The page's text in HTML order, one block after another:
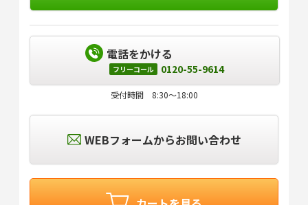
WEBフォームからお問い合わせ
電話をかける
フリーコール 0120-55-9614
受付時間 8:30～18:00